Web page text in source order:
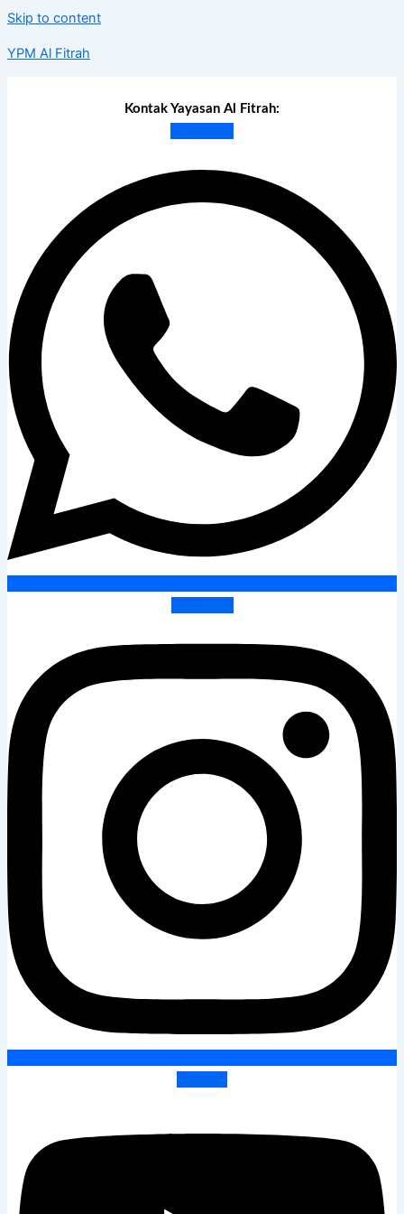
Skip to content
YPM Al Fitrah
Kontak Yayasan Al Fitrah:
Whatsapp
Instagram
Youtube